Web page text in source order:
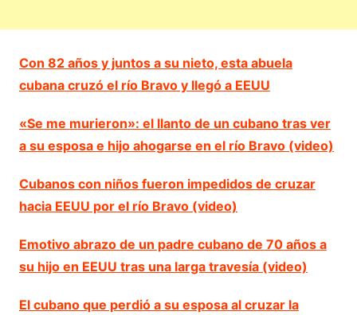
Con 82 años y juntos a su nieto, esta abuela
cubana cruzó el río Bravo y llegó a EEUU
«Se me murieron»: el llanto de un cubano tras ver
a su esposa e hijo ahogarse en el río Bravo (video)
Cubanos con niños fueron impedidos de cruzar
hacia EEUU por el río Bravo (video)
Emotivo abrazo de un padre cubano de 70 años a
su hijo en EEUU tras una larga travesía (video)
El cubano que perdió a su esposa al cruzar la